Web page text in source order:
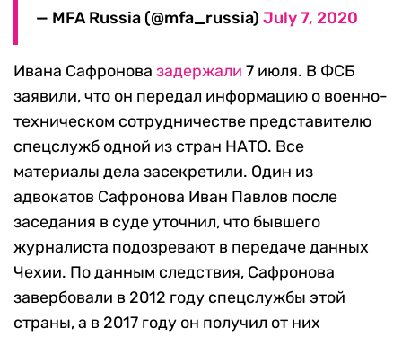
— MFA Russia (@mfa_russia) July 7, 2020
Ивана Сафронова задержали 7 июля. В ФСБ
заявили, что он передал информацию о военно-
техническом сотрудничестве представителю
спецслужб одной из стран НАТО. Все
материалы дела засекретили. Один из
адвокатов Сафронова Иван Павлов после
заседания в суде уточнил, что бывшего
журналиста подозревают в передаче данных
Чехии. По данным следствия, Сафронова
завербовали в 2012 году спецслужбы этой
страны, а в 2017 году он получил от них